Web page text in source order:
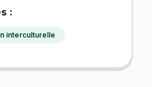
:
interculturelle